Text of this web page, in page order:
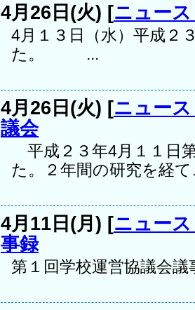
4月26日(火) [ニュー
4月１３日（水）平成２
た。 ...
4月26日(火) [ニュー
議会
平成２３年4月１１日
た。２年間の研究を経
4月11日(月) [ニュー
事録
第１回学校運営協議会